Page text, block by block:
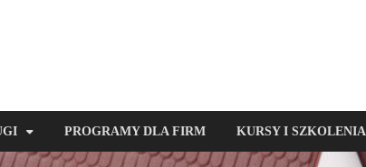
PROGRAMY DLA FIRM KURSY I SZKOLENIA